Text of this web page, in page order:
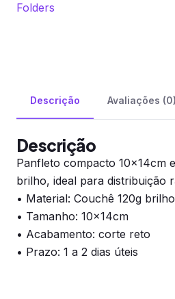
Folders
Descrição Avaliações (0)
Descrição
Panfleto compacto 10x14cm
brilho, ideal para distribuição
• Material: Couchê 120g brilho
• Tamanho: 10x14cm
• Acabamento: corte reto
• Prazo: 1 a 2 dias úteis